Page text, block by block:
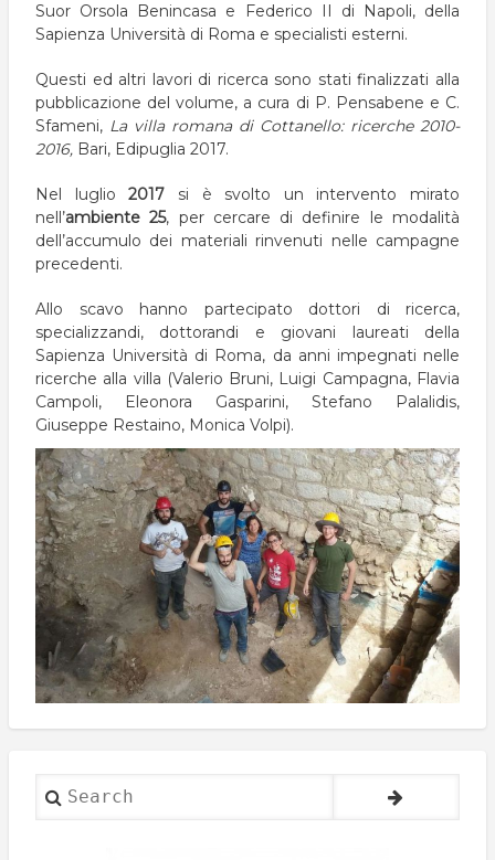
Suor Orsola Benincasa e Federico II di Napoli, della
Sapienza Università di Roma e specialisti esterni.
Questi ed altri lavori di ricerca sono stati finalizzati alla
pubblicazione del volume, a cura di P. Pensabene e C.
Sfameni, La villa romana di Cottanello: ricerche 2010-
2016, Bari, Edipuglia 2017.
Nel luglio2017 si è svolto un intervento mirato
nell’ambiente 25, per cercare di definire le modalità
dell’accumulo dei materiali rinvenuti nelle campagne
precedenti.
Allo scavo hanno partecipato dottori di ricerca,
specializzandi, dottorandi e giovani laureati della
Sapienza Università di Roma, da anni impegnati nelle
ricerche alla villa (Valerio Bruni, Luigi Campagna, Flavia
Campoli, Eleonora Gasparini, Stefano Palalidis,
Giuseppe Restaino, Monica Volpi).
Search